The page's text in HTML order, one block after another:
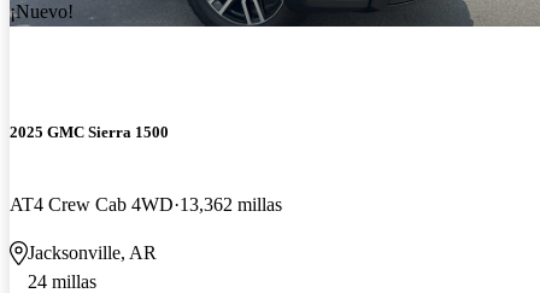
¡Nuevo!
2025 GMC Sierra 1500
AT4 Crew Cab 4WD 13,362 millas
Jacksonville, AR
24 millas